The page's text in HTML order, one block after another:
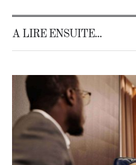
A LIRE ENSUITE...